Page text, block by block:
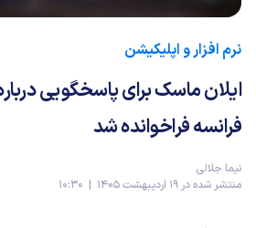
نرم افزار و اپلیکیشن
ایلان ماسک برای پاسخگویی
فرانسه فراخوانده شد
نیما جلالی
منتشر شده در 19 اردیبهشت 1405 | 10:30